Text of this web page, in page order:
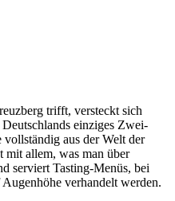
trifft, versteckt sich
einziges Zwei-
vollständig aus der Welt der
mit allem, was man über
serviert Tasting-Menüs, bei
verhandelt werden.